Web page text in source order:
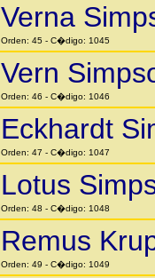
Verna
Orden: 45 - C�digo: 1045
Vern
Orden: 46 - C�digo: 1046
Eckhardt
Orden: 47 - C�digo: 1047
Lotus
Orden: 48 - C�digo: 1048
Remus
Orden: 49 - C�digo: 1049